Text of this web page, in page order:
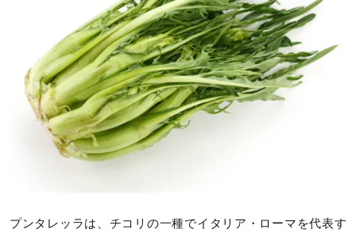
プンタレッラは、チコリの一種でイタリア・ローマを代表す